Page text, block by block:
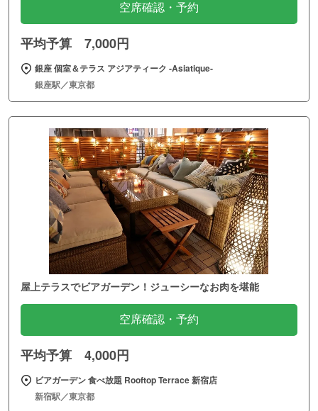
空席確認・予約
平均予算 7,000円
銀座 個室＆テラス アジアティーク ‐Asiatique‐
銀座駅／東京都
屋上テラスでビアガーデン！ジューシーなお肉を堪能
空席確認・予約
平均予算 4,000円
ビアガーデン 食べ放題 Rooftop Terrace 新宿店
新宿駅／東京都